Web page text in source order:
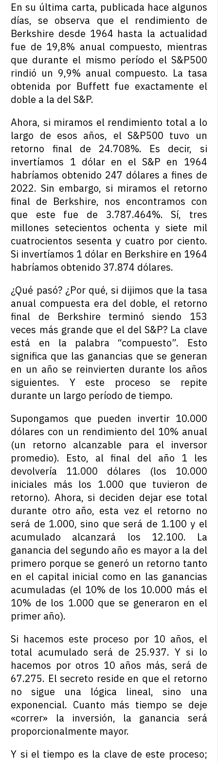
En su última carta, publicada hace algunos
días, se observa que el rendimiento de
Berkshire desde 1964 hasta la actualidad
fue de 19,8% anual compuesto, mientras
que durante el mismo período el S&P500
rindió un 9,9% anual compuesto. La tasa
obtenida por Buffett fue exactamente el
doble a la del S&P.
Ahora, si miramos el rendimiento total a lo
largo de esos años, el S&P500 tuvo un
retorno final de 24.708%. Es decir, si
invertíamos 1 dólar en el S&P en 1964
habríamos obtenido 247 dólares a fines de
2022. Sin embargo, si miramos el retorno
final de Berkshire, nos encontramos con
que este fue de 3.787.464%. Sí, tres
millones setecientos ochenta y siete mil
cuatrocientos sesenta y cuatro por ciento.
Si invertíamos 1 dólar en Berkshire en 1964
habríamos obtenido 37.874 dólares.
¿Qué pasó? ¿Por qué, si dijimos que la tasa
anual compuesta era del doble, el retorno
final de Berkshire terminó siendo 153
veces más grande que el del S&P? La clave
está en la palabra “compuesto”. Esto
significa que las ganancias que se generan
en un año se reinvierten durante los años
siguientes. Y este proceso se repite
durante un largo período de tiempo.
Supongamos que pueden invertir 10.000
dólares con un rendimiento del 10% anual
(un retorno alcanzable para el inversor
promedio). Esto, al final del año 1 les
devolvería 11.000 dólares (los 10.000
iniciales más los 1.000 que tuvieron de
retorno). Ahora, si deciden dejar ese total
durante otro año, esta vez el retorno no
será de 1.000, sino que será de 1.100 y el
acumulado alcanzará los 12.100. La
ganancia del segundo año es mayor a la del
primero porque se generó un retorno tanto
en el capital inicial como en las ganancias
acumuladas (el 10% de los 10.000 más el
10% de los 1.000 que se generaron en el
primer año).
Si hacemos este proceso por 10 años, el
total acumulado será de 25.937. Y si lo
hacemos por otros 10 años más, será de
67.275. El secreto reside en que el retorno
no sigue una lógica lineal, sino una
exponencial. Cuanto más tiempo se deje
«correr» la inversión, la ganancia será
proporcionalmente mayor.
Y si el tiempo es la clave de este proceso;